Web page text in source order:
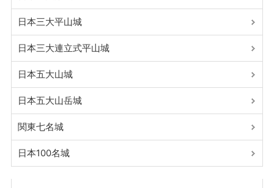
日本三大平山城
日本三大連立式平山城
日本五大山城
日本五大山岳城
関東七名城
日本100名城